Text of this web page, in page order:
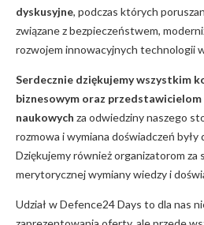
dyskusyjne, podczas których
związane z bezpieczeństwem,
rozwojem innowacyjnych technologii
Serdecznie dziękujemy wszystkim
biznesowym oraz
naukowych za odwiedziny naszego
rozmowa i wymiana doświadczeń
Dziękujemy również organizatorom
merytorycznej wymiany wiedzy i
Udział w Defence24 Days to dla nas